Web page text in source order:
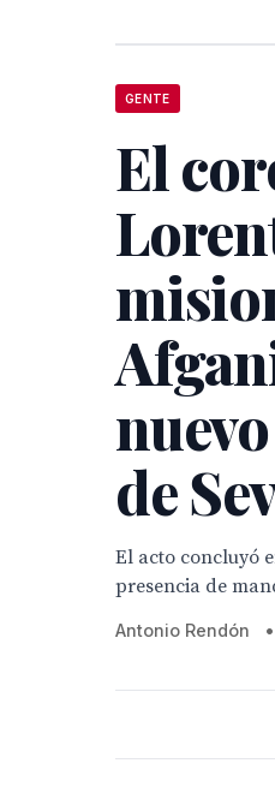
GENTE
El
de
El acto concluyó
presencia de
Antonio Rendón •